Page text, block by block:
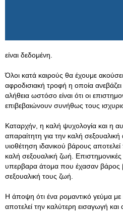
είναι δεδομένη.
Όλοι κατά καιρούς θα έχουμε
αφροδισιακή τροφή η οποία
αλήθεια ωστόσο είναι ότι οι
επιβεβαιώνουν συνήθως τους
Καταρχήν, η καλή ψυχολογία και η
απαραίτητη για την καλή
υιοθέτηση ιδανικού βάρους
καλή σεξουαλική ζωή. Επιστημονικές
υπερβαρα άτομα που έχασαν βάρος
σεξουαλική τους ζωή.
Η άποψη ότι ένα ρομαντικό γεύμα με
αποτελεί την καλύτερη εισαγωγή και